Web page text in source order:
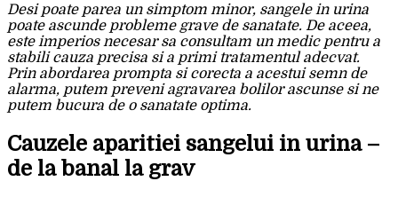
Desi poate parea un simptom minor, sangele in urina
poate ascunde probleme grave de sanatate. De aceea,
este imperios necesar sa consultam un medic pentru a
stabili cauza precisa si a primi tratamentul adecvat.
Prin abordarea prompta si corecta a acestui semn de
alarma, putem preveni agravarea bolilor ascunse si ne
putem bucura de o sanatate optima.
Cauzele aparitiei sangelui in urina –
de la banal la grav